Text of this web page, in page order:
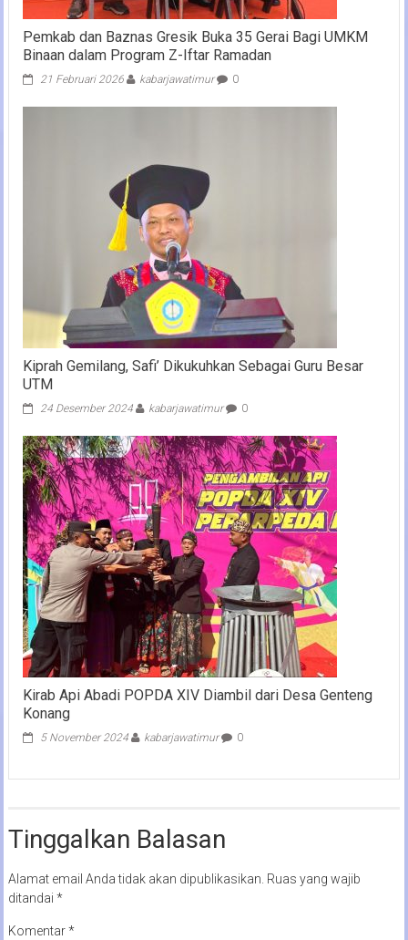
Pemkab dan Baznas Gresik Buka 35 Gerai Bagi UMKM
Binaan dalam Program Z-Iftar Ramadan
21 Februari 2026 kabarjawatimur 0
Kiprah Gemilang, Safi’ Dikukuhkan Sebagai Guru Besar
UTM
24 Desember 2024 kabarjawatimur 0
Kirab Api Abadi POPDA XIV Diambil dari Desa Genteng
Konang
5 November 2024 kabarjawatimur 0
Tinggalkan Balasan
Alamat email Anda tidak akan dipublikasikan. Ruas yang wajib
ditandai *
Komentar*